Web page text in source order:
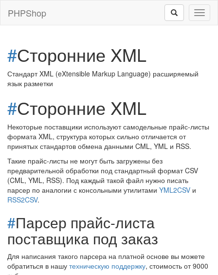
PHPShop
#Сторонние XML
Стандарт XML (eXtensible Markup Language) расширяемый
язык разметки
#Сторонние XML
Некоторые поставщики используют самодельные прайс-листы
формата XML, структура которых сильно отличается от
принятых стандартов обмена данными CML, YML и RSS.
Такие прайс-листы не могут быть загружены без
предварительной обработки под стандартный формат CSV
(CML, YML, RSS). Под каждый такой файл нужно писать
парсер по аналогии с консольными утилитами YML2CSV и
RSS2CSV.
#Парсер прайс-листа
поставщика под заказ
Для написания такого парсера на платной основе вы можете
обратиться в нашу техническую поддержку, стоимость от 9000